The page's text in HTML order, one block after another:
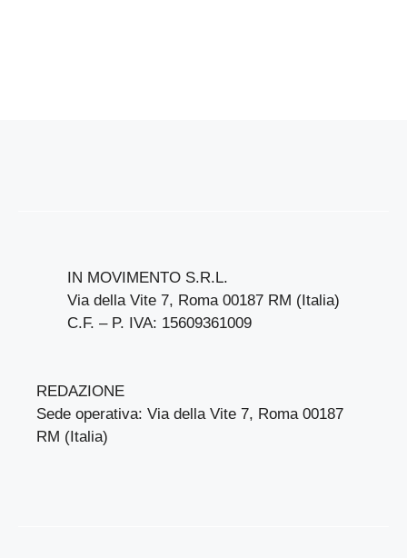
IN MOVIMENTO S.R.L.
Via della Vite 7, Roma 00187 RM (Italia)
C.F. – P. IVA: 15609361009
REDAZIONE
Sede operativa: Via della Vite 7, Roma 00187
RM (Italia)